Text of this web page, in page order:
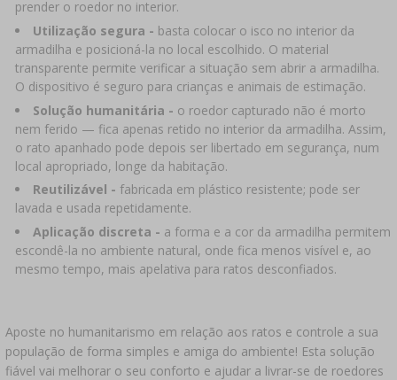
ETIQUETAS
prender o roedor no interior.
Utilização segura - basta colocar o isco no interior da
armadilha e posicioná-la no local escolhido. O material
transparente permite verificar a situação sem abrir a armadilha.
O dispositivo é seguro para crianças e animais de estimação.
Solução humanitária - o roedor capturado não é morto
nem ferido — fica apenas retido no interior da armadilha. Assim,
o rato apanhado pode depois ser libertado em segurança, num
local apropriado, longe da habitação.
Reutilizável - fabricada em plástico resistente; pode ser
lavada e usada repetidamente.
Aplicação discreta - a forma e a cor da armadilha permitem
escondê-la no ambiente natural, onde fica menos visível e, ao
mesmo tempo, mais apelativa para ratos desconfiados.
Aposte no humanitarismo em relação aos ratos e controle a sua
população de forma simples e amiga do ambiente! Esta solução
fiável vai melhorar o seu conforto e ajudar a livrar-se de roedores